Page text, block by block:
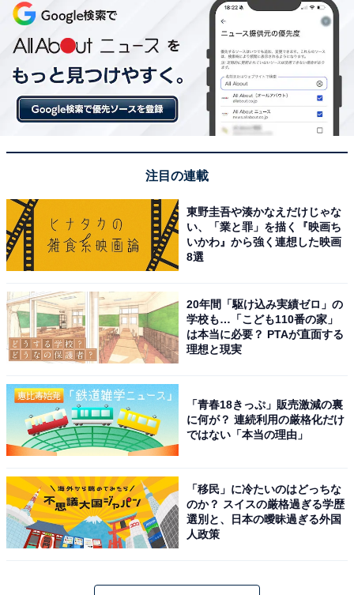
次ページ 29位までのランキング結果
こちらもおすすめ
2023年いちばん活躍した「日本人女性アイド
ル」ランキング！ 2位「山下美月」、1位は？
注目の連載
東野圭吾や湊かなえだけじゃな
い、「業と罪」を描く『映画ち
いかわ』から強く連想した映画
8選
20年間「駆け込み実績ゼロ」の
学校も…「こども110番の家」
は本当に必要？ PTAが直面する
理想と現実
「青春18きっぷ」販売激減の裏
に何が？ 連続利用の厳格化だけ
ではない「本当の理由」
「移民」に冷たいのはどっちな
のか？ スイスの厳格過ぎる学歴
選別と、日本の曖昧過ぎる外国
人政策